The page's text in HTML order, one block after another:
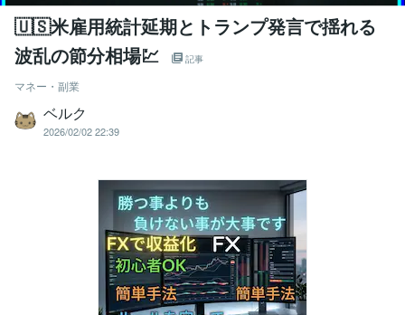
🇺🇸米雇用統計延期とトランプ発言で揺れる
波乱の節分相場💹
記事
マネー・副業
ベルク
2026/02/02 22:39